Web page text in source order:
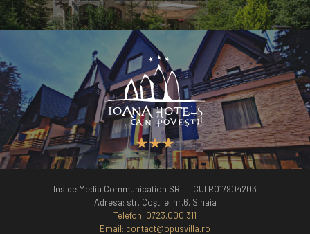
Inside Media Communication SRL – CUI RO17904203
Adresa: str. Coștilei nr.6, Sinaia
Telefon: 0723.000.311
Email: contact@opusvilla.ro